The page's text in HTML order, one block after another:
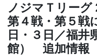
ノジマＴリー
第４戦・第５戦
日・３日／福井
館） 追加情報